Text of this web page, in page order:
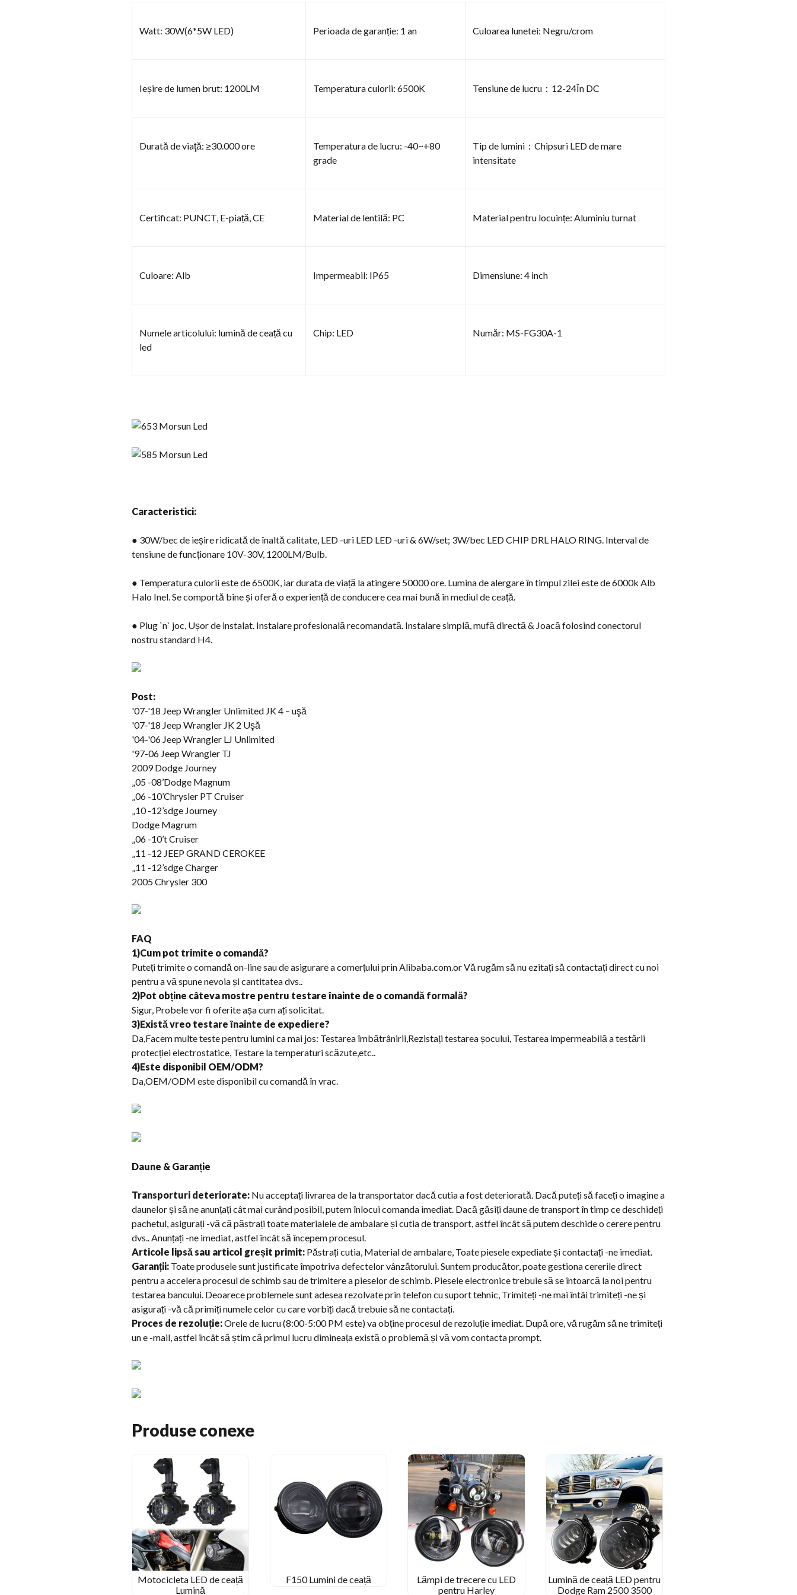
Watt: 30W(6*5W LED) Perioada de garanție: 1 an Culoarea lunetei: Negru/crom
Ieșire de lumen brut: 1200LM Temperatura culorii: 6500K Tensiune de lucru：12-24În DC
Durată de viaţă: ≥30.000 ore
Temperatura de lucru: -40~+80
grade
Tip de lumini：Chipsuri LED de mare
intensitate
Certificat: PUNCT, E-piață, CE Material de lentilă: PC Material pentru locuințe: Aluminiu turnat
Culoare: Alb Impermeabil: IP65 Dimensiune: 4 inch
Numele articolului: lumină de ceață cu
led
Chip: LED Număr: MS-FG30A-1
Caracteristici:
● 30W/bec de ieșire ridicată de înaltă calitate, LED -uri LED LED -uri & 6W/set; 3W/bec LED CHIP DRL HALO RING. Interval de
tensiune de funcționare 10V-30V, 1200LM/Bulb.
● Temperatura culorii este de 6500K, iar durata de viață la atingere 50000 ore. Lumina de alergare în timpul zilei este de 6000k Alb
Halo Inel. Se comportă bine și oferă o experiență de conducere cea mai bună în mediul de ceață.
● Plug `n` joc, Ușor de instalat. Instalare profesională recomandată. Instalare simplă, mufă directă & Joacă folosind conectorul
nostru standard H4.
Post:
'07-'18 Jeep Wrangler Unlimited JK4 – uşă
'07-'18 Jeep Wrangler JK 2 Uşă
'04-'06 Jeep Wrangler LJ Unlimited
'97-06 Jeep Wrangler TJ
2009 Dodge Journey
„05 -08’Dodge Magnum
„06 -10’Chrysler PT Cruiser
„10 -12’sdge Journey
Dodge Magrum
„06 -10’t Cruiser
„11 -12 JEEP GRAND CEROKEE
„11 -12’sdge Charger
2005 Chrysler 300
FAQ
1)Cum pot trimite o comandă?
Puteți trimite o comandă on-line sau de asigurare a comerțului prin Alibaba.com.or Vă rugăm să nu ezitați să contactați direct cu noi
pentru a vă spune nevoia și cantitatea dvs..
2)Pot obține câteva mostre pentru testare înainte de o comandă formală?
Sigur, Probele vor fi oferite așa cum ați solicitat.
3)Există vreo testare înainte de expediere?
Da,Facem multe teste pentru lumini ca mai jos: Testarea îmbătrânirii,Rezistați testarea șocului, Testarea impermeabilă a testării
protecției electrostatice, Testare la temperaturi scăzute,etc..
4)Este disponibil OEM/ODM?
Da,OEM/ODM este disponibil cu comandă în vrac.
Daune & Garanție
Transporturi deteriorate: Nu acceptați livrarea de la transportator dacă cutia a fost deteriorată. Dacă puteți să faceți o imagine a
daunelor și să ne anunțați cât mai curând posibil, putem înlocui comanda imediat. Dacă găsiți daune de transport în timp ce deschideți
pachetul, asigurați -vă că păstrați toate materialele de ambalare și cutia de transport, astfel încât să putem deschide o cerere pentru
dvs.. Anunțați -ne imediat, astfel încât să începem procesul.
Articole lipsă sau articol greșit primit: Păstrați cutia, Material de ambalare, Toate piesele expediate și contactați -ne imediat.
Garanții: Toate produsele sunt justificate împotriva defectelor vânzătorului. Suntem producător, poate gestiona cererile direct
pentru a accelera procesul de schimb sau de trimitere a pieselor de schimb. Piesele electronice trebuie să se întoarcă la noi pentru
testarea bancului. Deoarece problemele sunt adesea rezolvate prin telefon cu suport tehnic, Trimiteți -ne mai întâi trimiteți -ne și
asigurați -vă că primiți numele celor cu care vorbiți dacă trebuie să ne contactați.
Proces de rezoluție:Orele de lucru (8:00-5:00 PM este) va obține procesul de rezoluție imediat. După ore, vă rugăm să ne trimiteți
un e -mail, astfel încât să știm că primul lucru dimineața există o problemă și vă vom contacta prompt.
Produse conexe
Motocicleta LED de ceață
Lumină
F150 Lumini de ceață
Lămpi de trecere cu LED
pentru Harley
Lumină de ceață LED pentru
Dodge Ram 2500 3500